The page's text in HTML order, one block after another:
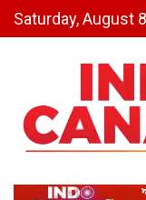
Saturday, August
Indo